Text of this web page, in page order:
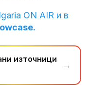
ON AIR и в
източници
→